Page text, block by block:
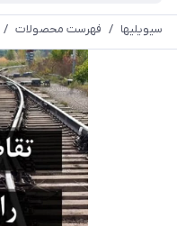
سیویلیها / فهرست محصولات /